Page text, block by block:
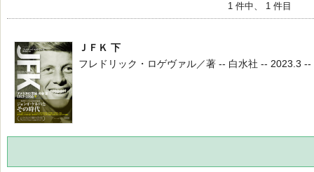
1 件中、 1 件目
ＪＦＫ 下
フレドリック・ロゲヴァル／著 -- 白水社 -- 2023.3 --